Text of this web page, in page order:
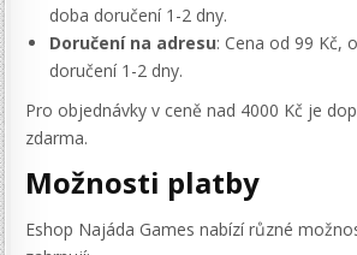
doba doručení 1-2 dny.
Doručení na adresu: Cena od 99 Kč,
doručení 1-2 dny.
Pro objednávky v ceně nad 4000 Kč je
zdarma.
Možnosti platby
Eshop Najáda Games nabízí různé